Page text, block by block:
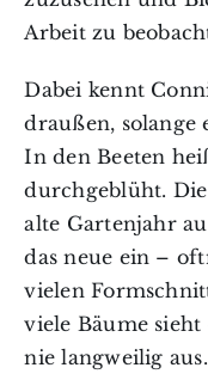
Arbeit zu
Dabei kennt
draußen, solange
In den Beeten
durchgeblüht.
alte Gartenjahr
das neue ein –
vielen
viele Bäume
nie langweilig aus.